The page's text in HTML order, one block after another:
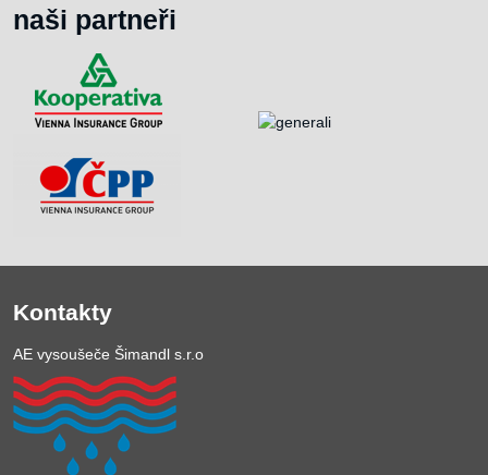
naši partneři
Kontakty
AE vysoušeče Šimandl s.r.o